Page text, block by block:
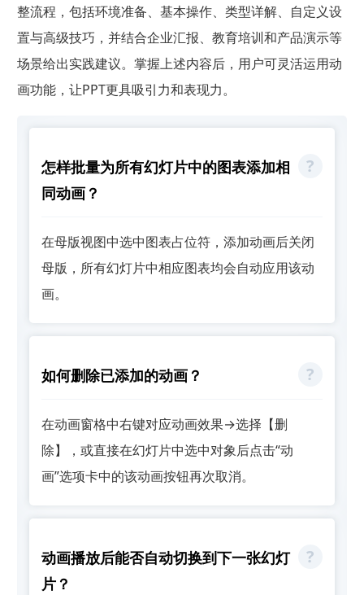
整流程，包括环境准备、基本操作、类型详解、自定义设
置与高级技巧，并结合企业汇报、教育培训和产品演示等
场景给出实践建议。掌握上述内容后，用户可灵活运用动
画功能，让PPT更具吸引力和表现力。
怎样批量为所有幻灯片中的图表添加相
同动画？
在母版视图中选中图表占位符，添加动画后关闭
母版，所有幻灯片中相应图表均会自动应用该动
画。
如何删除已添加的动画？
在动画窗格中右键对应动画效果→选择【删
除】，或直接在幻灯片中选中对象后点击“动
画”选项卡中的该动画按钮再次取消。
动画播放后能否自动切换到下一张幻灯
片？